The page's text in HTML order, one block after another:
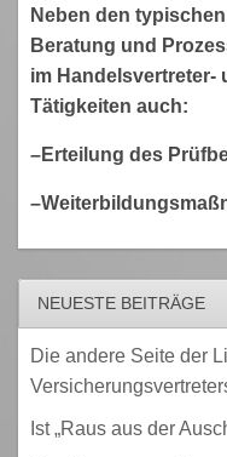
Neben den
Beratung und
im Handelsvertreter-
Tätigkeiten auch:
–Erteilung des
NEUESTE BEITRÄGE
Die andere Seite der
Ist „Raus aus der